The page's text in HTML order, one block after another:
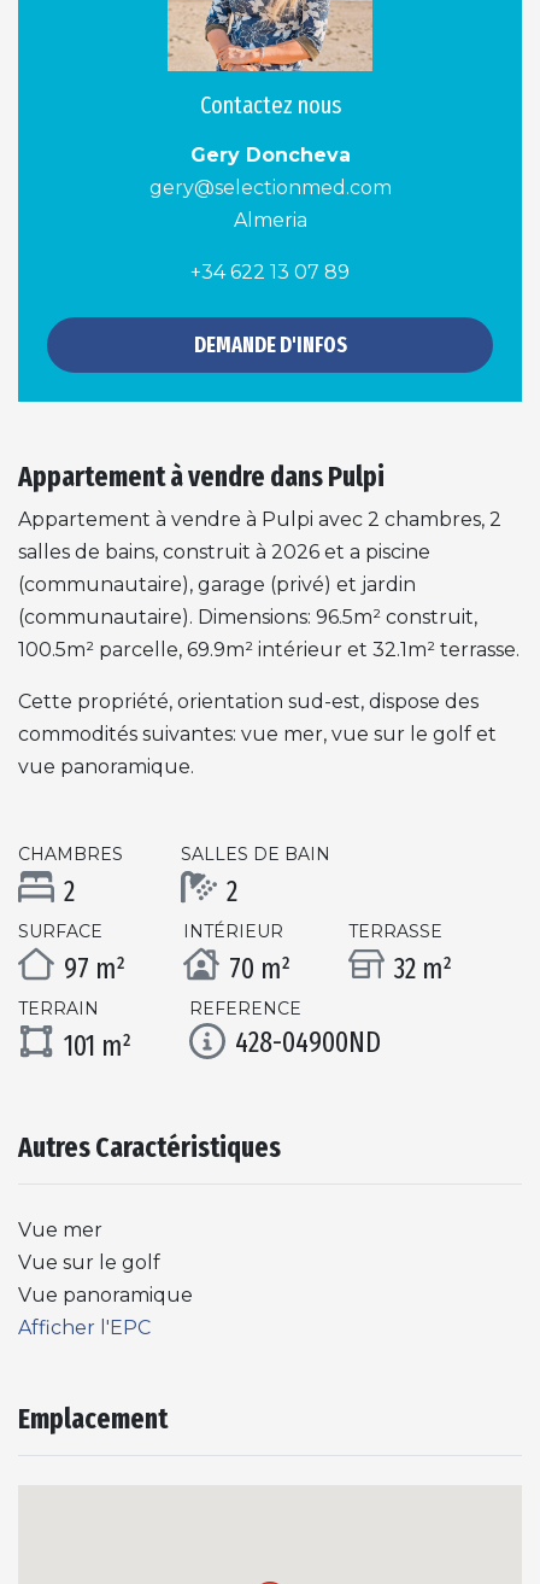
Contactez nous
Gery Doncheva
gery@selectionmed.com
Almeria
+34 622 13 07 89
DEMANDE D'INFOS
Appartement à vendre dans Pulpi
Appartement à vendre à Pulpi avec 2 chambres, 2
salles de bains, construit à 2026 et a piscine
(communautaire), garage (privé) et jardin
(communautaire). Dimensions: 96.5m² construit,
100.5m² parcelle, 69.9m² intérieur et 32.1m² terrasse.
Cette propriété, orientation sud-est, dispose des
commodités suivantes: vue mer, vue sur le golf et
vue panoramique.
CHAMBRES
2
SALLES DE BAIN
2
SURFACE
97 m²
INTÉRIEUR
70 m²
TERRASSE
32 m²
TERRAIN
101 m²
REFERENCE
428-04900ND
Autres Caractéristiques
Vue mer
Vue sur le golf
Vue panoramique
Afficher l'EPC
Emplacement